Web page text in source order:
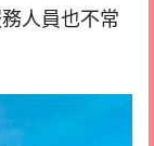
人員也不常